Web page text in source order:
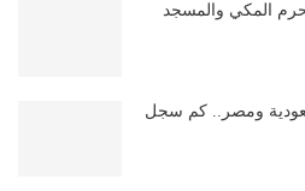
المكي والمسجد
ومصر.. كم سجل